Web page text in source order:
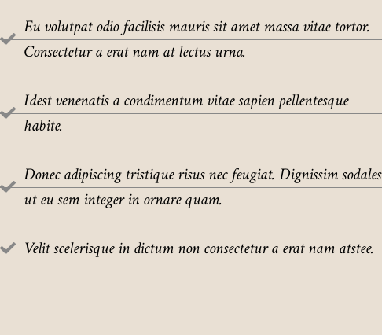
Eu volutpat odio facilisis mauris sit amet massa vitae tortor.
Consectetur a erat nam at lectus urna.
Idest venenatis a condimentum vitae sapien pellentesque
habite.
Donec adipiscing tristique risus nec feugiat. Dignissim sodales
ut eu sem integer in ornare quam.
Velit scelerisque in dictum non consectetur a erat nam atstee.